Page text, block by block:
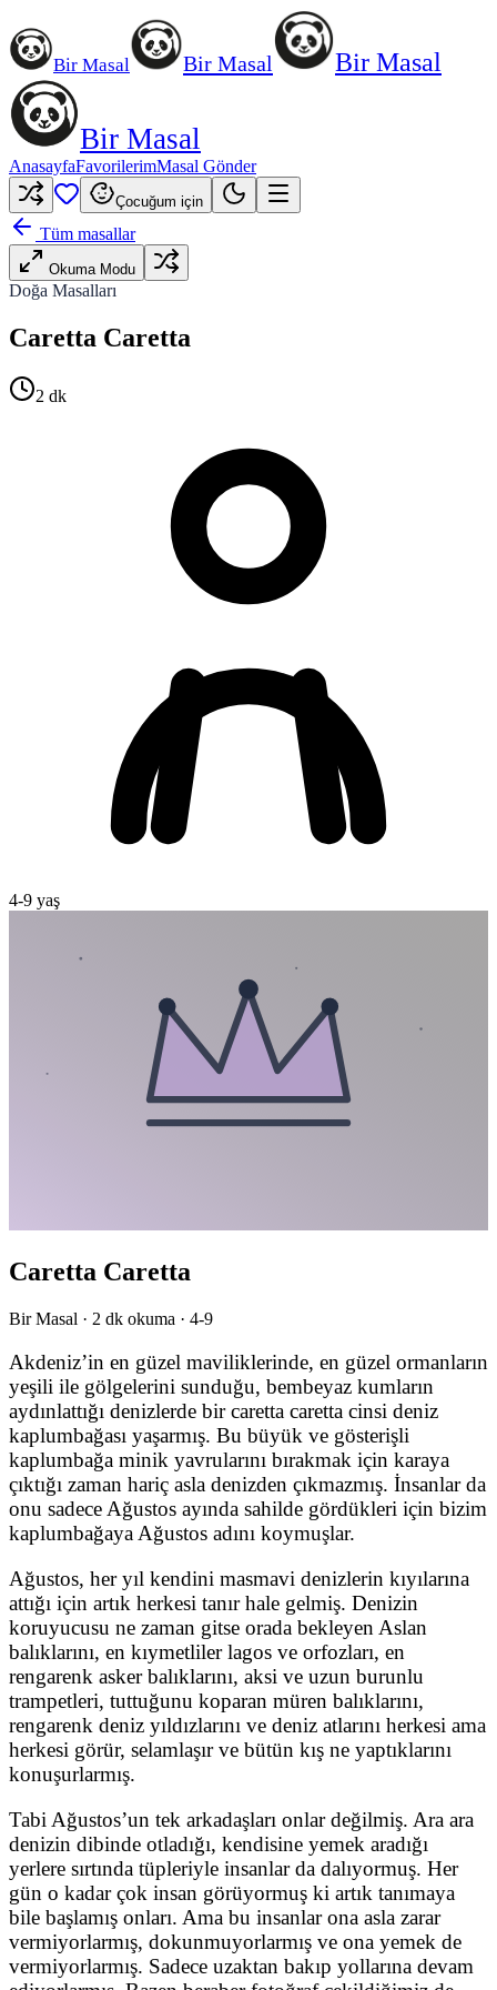
Bir Masal Bir Masal Bir Masal
Bir Masal
AnasayfaFavorilerimMasal Gönder
Çocuğum için
Tüm masallar
Okuma Modu
Doğa Masalları
Caretta Caretta
2 dk
4-9 yaş
Caretta Caretta
Bir Masal · 2 dk okuma · 4-9
Akdeniz’in en güzel maviliklerinde, en güzel ormanların
yeşili ile gölgelerini sunduğu, bembeyaz kumların
aydınlattığı denizlerde bir caretta caretta cinsi deniz
kaplumbağası yaşarmış. Bu büyük ve gösterişli
kaplumbağa minik yavrularını bırakmak için karaya
çıktığı zaman hariç asla denizden çıkmazmış. İnsanlar da
onu sadece Ağustos ayında sahilde gördükleri için bizim
kaplumbağaya Ağustos adını koymuşlar.
Ağustos, her yıl kendini masmavi denizlerin kıyılarına
attığı için artık herkesi tanır hale gelmiş. Denizin
koruyucusu ne zaman gitse orada bekleyen Aslan
balıklarını, en kıymetliler lagos ve orfozları, en
rengarenk asker balıklarını, aksi ve uzun burunlu
trampetleri, tuttuğunu koparan müren balıklarını,
rengarenk deniz yıldızlarını ve deniz atlarını herkesi ama
herkesi görür, selamlaşır ve bütün kış ne yaptıklarını
konuşurlarmış.
Tabi Ağustos’un tek arkadaşları onlar değilmiş. Ara ara
denizin dibinde otladığı, kendisine yemek aradığı
yerlere sırtında tüpleriyle insanlar da dalıyormuş. Her
gün o kadar çok insan görüyormuş ki artık tanımaya
bile başlamış onları. Ama bu insanlar ona asla zarar
vermiyorlarmış, dokunmuyorlarmış ve ona yemek de
vermiyorlarmış. Sadece uzaktan bakıp yollarına devam